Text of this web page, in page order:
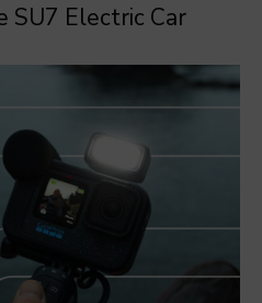
SU7 Electric Car